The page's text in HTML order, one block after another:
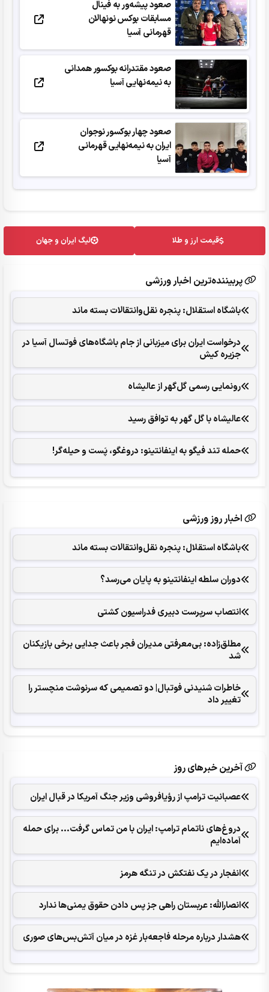
صعود پیشه‌ور به فینال
مسابقات بوکس نونهالان
قهرمانی آسیا
صعود مقتدرانه بوکسور همدانی
به نیمه‌نهایی آسیا
صعود چهار بوکسور نوجوان
ایران به نیمه‌نهایی قهرمانی
آسیا
قیمت ارز و طلا لیگ ایران و جهان
پربیننده‌ترین اخبار ورزشی
باشگاه استقلال: پنجره نقل‌وانتقالات بسته ماند
درخواست ایران برای میزبانی از جام باشگاه‌های فوتسال آسیا در
جزیره کیش
رونمایی رسمی گل‌گهر از عالیشاه
عالیشاه با گل گهر به توافق رسید
حمله تند فیگو به اینفانتینو: دروغگو، پَست‌ و حیله‌گر!
اخبار روز ورزشی
باشگاه استقلال: پنجره نقل‌وانتقالات بسته ماند
دوران سلطه اینفانتینو به پایان می‌رسد؟
انتصاب سرپرست دبیری فدراسیون کشتی
مطلق‌زاده: بی‌معرفتی مدیران فجر باعث جدایی برخی بازیکنان
شد
خاطرات شنیدنی فوتبال| دو تصمیمی که سرنوشت منچستر را
تغییر داد
آخرین خبرهای روز
عصبانیت ترامپ از رؤیافروشی وزیر جنگ آمریکا در قبال ایران
دروغ‌های ناتمام ترامپ: ایران با من تماس گرفت... برای حمله
آماده‌ایم
انفجار در یک نفتکش در تنگه هرمز
انصارالله: عربستان راهی جز پس دادن حقوق یمنی‌ها ندارد
هشدار درباره مرحله فاجعه‌بار غزه در میان آتش‌بس‌های صوری